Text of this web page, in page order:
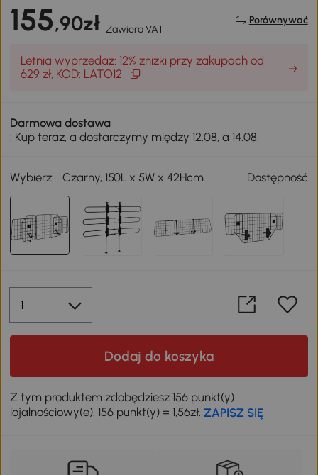
155,90zł Zawiera VAT
Porównywać
Letnia wyprzedaż: 12% zniżki przy zakupach od
629 zł, KOD: LATO12
Darmowa dostawa
: Kup teraz, a dostarczymy między 12.08, a 14.08.
Wybierz: Czarny, 150L x 5W x 42Hcm Dostępność
Dodaj do koszyka
Z tym produktem zdobędziesz 156 punkt(y)
lojalnościowy(e). 156 punkt(y) = 1,56zł.ZAPISZ SIĘ